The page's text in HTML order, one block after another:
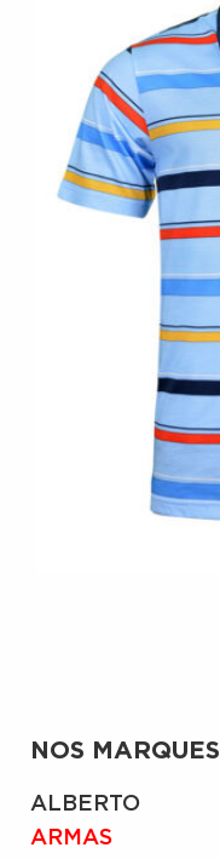
NOS MARQUES
ALBERTO
ARMAS